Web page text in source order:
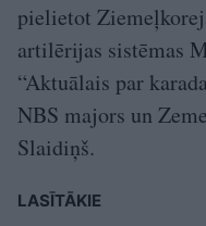
pielietot
artilērijas sistēmas
“Aktuālais par
NBS majors un
Slaidiņš.
LASĪTĀKIE